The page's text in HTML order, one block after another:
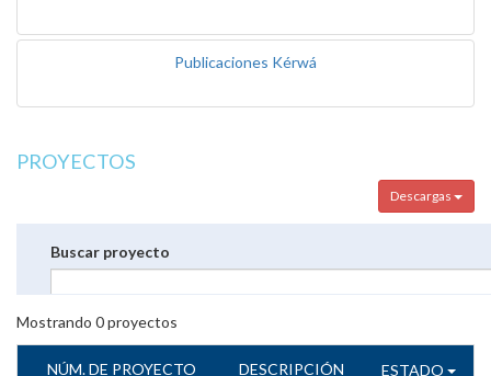
Publicaciones Kérwá
PROYECTOS
Descargas
Buscar proyecto
Mostrando 0proyectos
NÚM. DE PROYECTO DESCRIPCIÓN ESTADO